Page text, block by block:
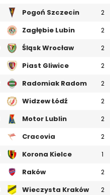
Pogoń Szczecin 2
Zagłębie Lubin 2
Śląsk Wrocław 2
Piast Gliwice 2
Radomiak Radom 2
Widzew Łódź 2
Motor Lublin 2
Cracovia 2
Korona Kielce 1
Raków
2
Wieczysta Kraków 2